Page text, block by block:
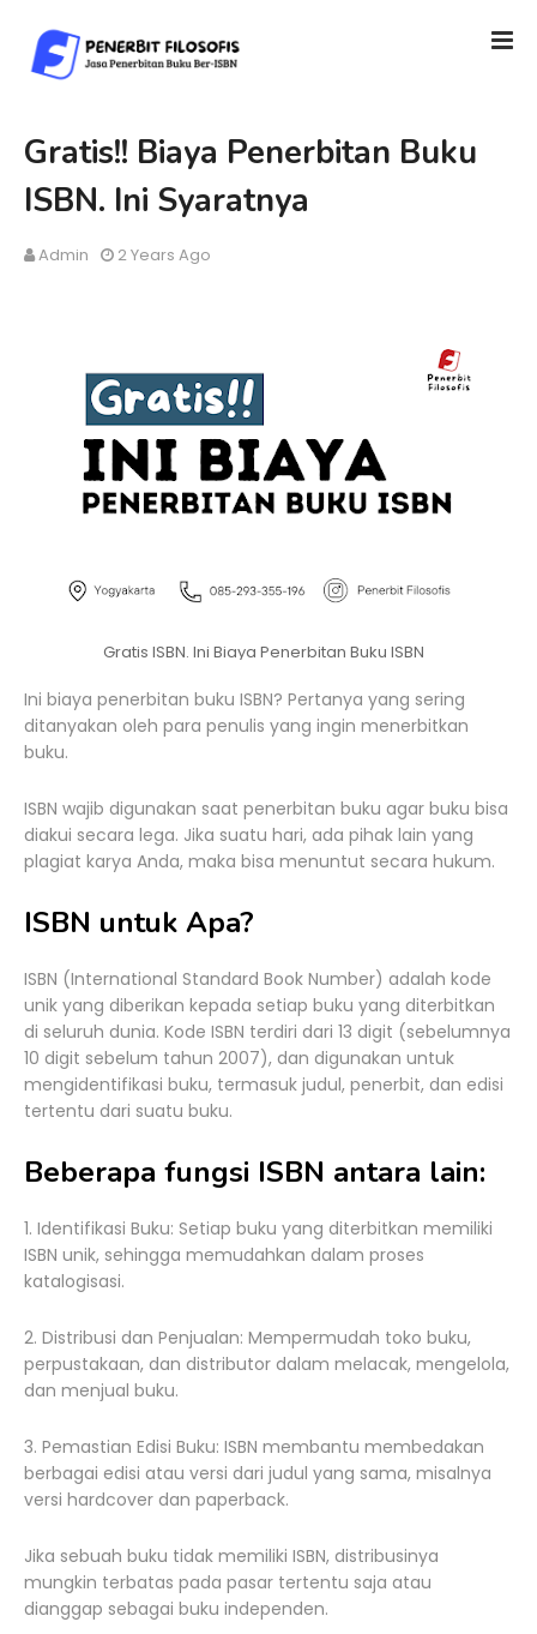
Gratis!! Biaya Penerbitan Buku
ISBN. Ini Syaratnya
Admin 2 Years Ago
Gratis ISBN. Ini Biaya Penerbitan Buku ISBN
Ini biaya penerbitan buku ISBN? Pertanya yang sering
ditanyakan oleh para penulis yang ingin menerbitkan
buku.
ISBN wajib digunakan saat penerbitan buku agar buku bisa
diakui secara lega. Jika suatu hari, ada pihak lain yang
plagiat karya Anda, maka bisa menuntut secara hukum.
ISBN untuk Apa?
ISBN (International Standard Book Number) adalah kode
unik yang diberikan kepada setiap buku yang diterbitkan
di seluruh dunia. Kode ISBN terdiri dari 13 digit (sebelumnya
10 digit sebelum tahun 2007), dan digunakan untuk
mengidentifikasi buku, termasuk judul, penerbit, dan edisi
tertentu dari suatu buku.
Beberapa fungsi ISBN antara lain:
1. Identifikasi Buku: Setiap buku yang diterbitkan memiliki
ISBN unik, sehingga memudahkan dalam proses
katalogisasi.
2. Distribusi dan Penjualan: Mempermudah toko buku,
perpustakaan, dan distributor dalam melacak, mengelola,
dan menjual buku.
3. Pemastian Edisi Buku: ISBN membantu membedakan
berbagai edisi atau versi dari judul yang sama, misalnya
versi hardcover dan paperback.
Jika sebuah buku tidak memiliki ISBN, distribusinya
mungkin terbatas pada pasar tertentu saja atau
dianggap sebagai buku independen.